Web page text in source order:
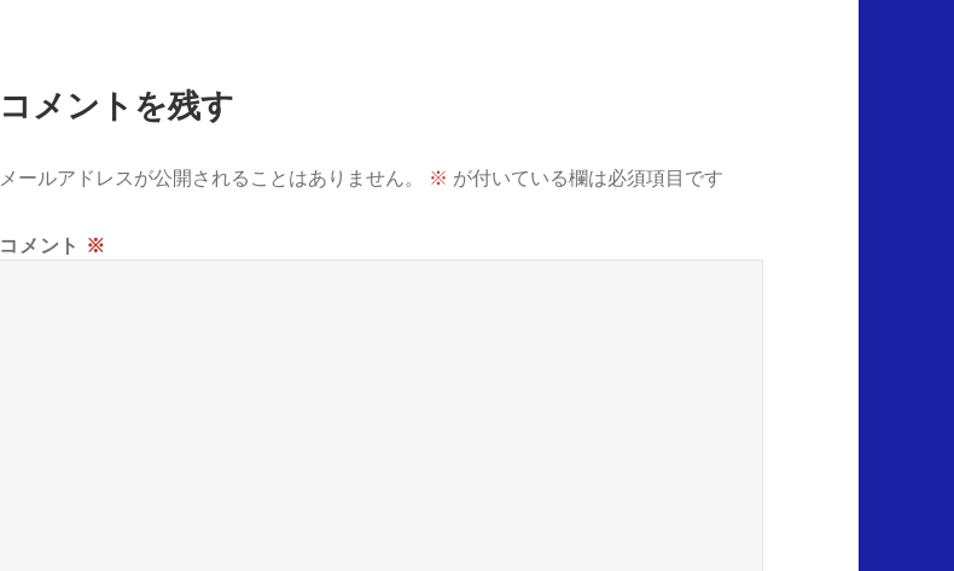
コメントを残す
メールアドレスが公開されることはありません。 ※ が付いている欄は必須項目です
コメント ※